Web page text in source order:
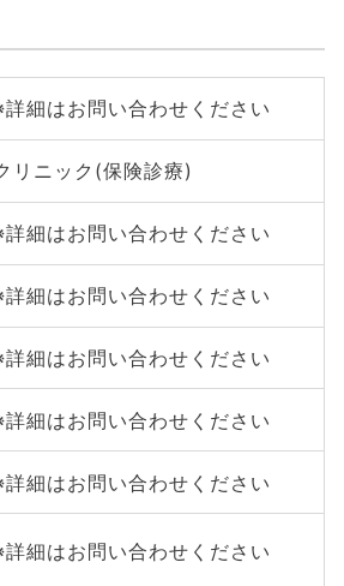
詳細はお問い合わせください
リニック(保険診療)
詳細はお問い合わせください
詳細はお問い合わせください
詳細はお問い合わせください
詳細はお問い合わせください
詳細はお問い合わせください
詳細はお問い合わせください